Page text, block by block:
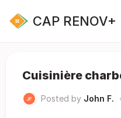
CAP RENOV+
Cuisinière
Posted by John F.